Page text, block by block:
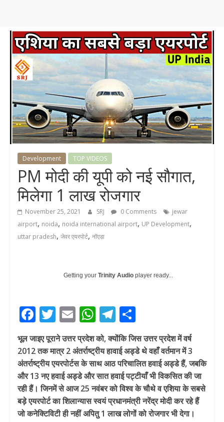
Development TOP VIDEOS
PM मोदी की यूपी को नई सौगात,
मिलेगा 1 लाख रोजगार
November 25, 2021 SRJ 0 Comments
jewar
airport, noida, noida international airport, UP Development,
uttar pradesh, जेवर एयरपोर्ट, नॉएडा
Getting your Trinity Audioplayer ready...
F
ac
e
b
o
o
k
T
w
itt
er
E
m
ai
l
W
h
at
s
A
p
p
T
el
e
gr
a
m
S
h
ar
e
भूल जाइए पूराने उत्तर प्रदेश को, क्योंकि जिस उत्तर प्रदेश में वर्ष
2012 तक मात्र 2 अंतर्राष्ट्रीय हावाई अड्डे थे वहाँ वर्तमान में 3
अंतर्राष्ट्रीय एयरपोर्टस के साथ आठ परिचालित हवाई अड्डे हैं, जबकि
और 13 नए हवाई अड्डे और सात हवाई पट्टीयाँ भी विकसित की जा
रही हैं। जिनमें से आज 25 नवंबर को विश्व के चौथे व एशिया के सबसे
बड़े एयरपोर्ट का शिलान्यास स्वयं प्रधानमंत्री नरेंद्र मोदी कर रहे हैं
जो कनेक्टिविटी ही नहीं अपितु 1 लाख लोगों को रोजगार भी देगा।